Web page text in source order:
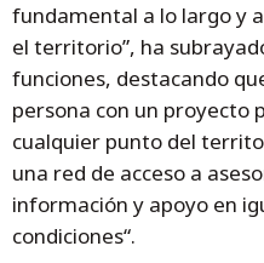
fundamental a lo largo y
el territorio”, ha
funciones, destacando
persona con un proyecto
cualquier punto del
una red de acceso a
información y apoyo en
condiciones“.